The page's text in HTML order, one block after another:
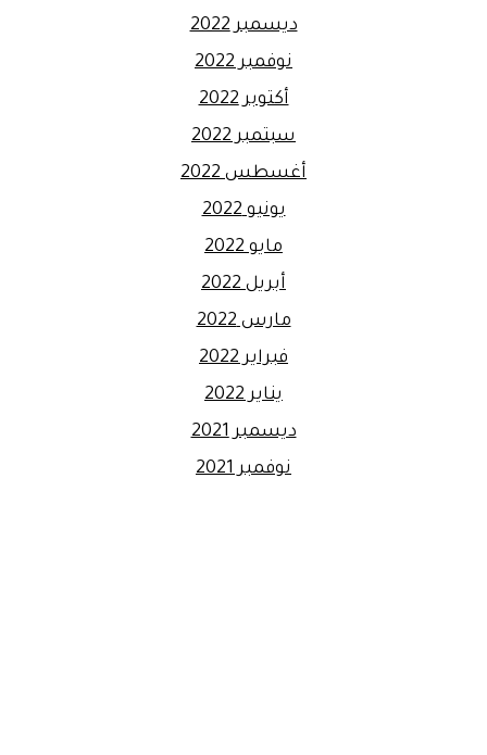
ديسمبر 2022
نوفمبر 2022
أكتوبر 2022
سبتمبر 2022
أغسطس 2022
يونيو 2022
مايو 2022
أبريل 2022
مارس 2022
فبراير 2022
يناير 2022
ديسمبر 2021
نوفمبر 2021